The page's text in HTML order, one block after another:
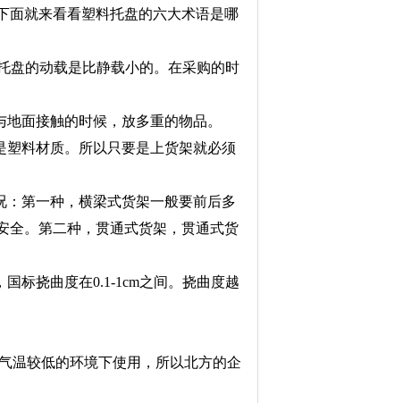
面就来看看塑料托盘的六大术语是哪
盘的动载是比静载小的。在采购的时
面接触的时候，放多重的物品。
料材质。所以只要是上货架就必须
第一种，横梁式货架一般要前后多
全。第二种，贯通式货架，贯通式货
标挠曲度在0.1-1cm之间。挠曲度越
温较低的环境下使用，所以北方的企